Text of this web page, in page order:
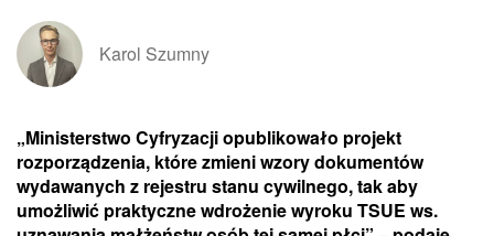
Karol Szumny
„Ministerstwo Cyfryzacji opublikowało projekt
rozporządzenia, które zmieni wzory dokumentów
wydawanych z rejestru stanu cywilnego, tak aby
umożliwić praktyczne wdrożenie wyroku TSUE ws.